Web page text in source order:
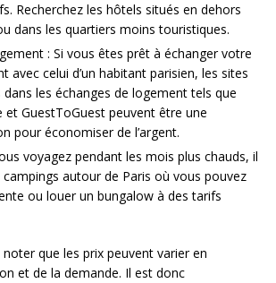
Recherchez les hôtels situés en dehors
dans les quartiers moins touristiques.
: Si vous êtes prêt à échanger votre
avec celui d’un habitant parisien, les sites
dans les échanges de logement tels que
et GuestToGuest peuvent être une
pour économiser de l’argent.
voyagez pendant les mois plus chauds, il
autour de Paris où vous pouvez
ou louer un bungalow à des tarifs
que les prix peuvent varier en
et de la demande. Il est donc